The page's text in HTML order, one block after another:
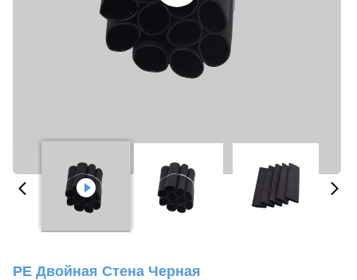
PE Двойная Стена Черная